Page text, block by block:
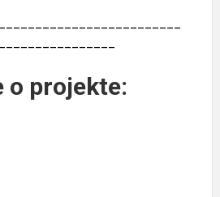
o projekte: